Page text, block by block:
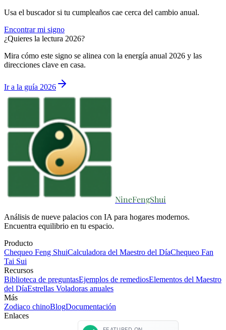
Usa el buscador si tu cumpleaños cae cerca del cambio anual.
Encontrar mi signo
¿Quieres la lectura 2026?
Mira cómo este signo se alinea con la energía anual 2026 y las
direcciones clave en casa.
Ir a la guía 2026
NineFengShui
Análisis de nueve palacios con IA para hogares modernos.
Encuentra equilibrio en tu espacio.
Producto
Chequeo Feng ShuiCalculadora del Maestro del DíaChequeo Fan
Tai Sui
Recursos
Biblioteca de preguntasEjemplos de remediosElementos del Maestro
del DíaEstrellas Voladoras anuales
Más
Zodiaco chinoBlogDocumentación
Enlaces